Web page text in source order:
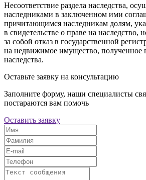
Несоответствие раздела наследства,
наследниками в заключенном ими
причитающимся наследникам долям,
в свидетельстве о праве на наследство,
за собой отказ в государственной
на недвижимое имущество, полученное в
наследства.
Оставьте заявку на консультацию
Заполните форму, наши специалисты
постараются вам помочь
Оставить заявку